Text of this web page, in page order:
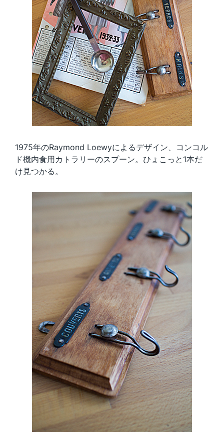
1975年のRaymond Loewyによるデザイン、コンコル
ド機内食用カトラリーのスプーン。ひょこっと1本だ
け見つかる。